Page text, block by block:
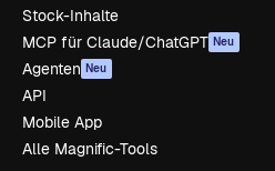
Stock-Inhalte
MCP für Claude/ChatGPT Neu
Agenten Neu
API
Mobile App
Alle Magnific-Tools